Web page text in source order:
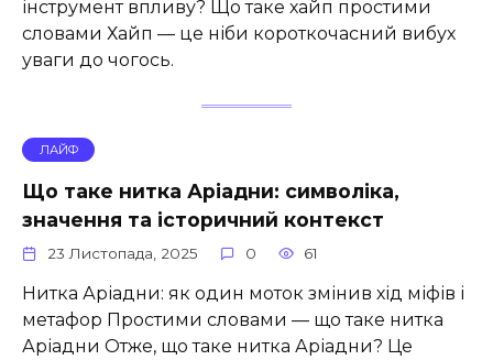
інструмент впливу? Що таке хайп простими
словами Хайп — це ніби короткочасний вибух
уваги до чогось.
ЛАЙФ
Що таке нитка Аріадни: символіка,
значення та історичний контекст
23 Листопада, 2025 0 61
Нитка Аріадни: як один моток змінив хід міфів і
метафор Простими словами — що таке нитка
Аріадни Отже, що таке нитка Аріадни? Це